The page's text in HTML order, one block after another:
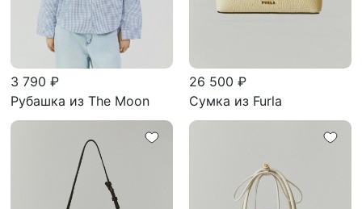
3 790 ₽
Рубашка из The Moon
26 500 ₽
Сумка из Furla